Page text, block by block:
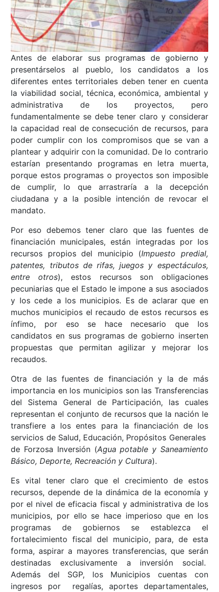
Antes de elaborar sus programas de gobierno y
presentárselos al pueblo, los candidatos a los
diferentes entes territoriales deben tener en cuenta
la viabilidad social, técnica, económica, ambiental y
administrativa de los proyectos, pero
fundamentalmente se debe tener claro y considerar
la capacidad real de consecución de recursos, para
poder cumplir con los compromisos que se van a
plantear y adquirir con la comunidad. De lo contrario
estarían presentando programas en letra muerta,
porque estos programas o proyectos son imposible
de cumplir, lo que arrastraría a la decepción
ciudadana y a la posible intención de revocar el
mandato.
Por eso debemos tener claro que las fuentes de
financiación municipales, están integradas por los
recursos propios del municipio (Impuesto predial,
patentes, tributos de rifas, juegos y espectáculos,
entre otros), estos recursos son obligaciones
pecuniarias que el Estado le impone a sus asociados
y los cede a los municipios. Es de aclarar que en
muchos municipios el recaudo de estos recursos es
ínfimo, por eso se hace necesario que los
candidatos en sus programas de gobierno inserten
propuestas que permitan agilizar y mejorar los
recaudos.
Otra de las fuentes de financiación y la de más
importancia en los municipios son las Transferencias
del Sistema General de Participación, las cuales
representan el conjunto de recursos que la nación le
transfiere a los entes para la financiación de los
servicios de Salud, Educación, Propósitos Generales
de Forzosa Inversión (Agua potable y Saneamiento
Básico, Deporte, Recreación y Cultura).
Es vital tener claro que el crecimiento de estos
recursos, depende de la dinámica de la economía y
por el nivel de eficacia fiscal y administrativa de los
municipios, por ello se hace imperioso que en los
programas de gobiernos se establezca el
fortalecimiento fiscal del municipio, para, de esta
forma, aspirar a mayores transferencias, que serán
destinadas exclusivamente a inversión social.
Además del SGP, los Municipios cuentas con
ingresos por regalías, aportes departamentales,